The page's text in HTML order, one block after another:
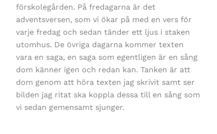
förskolegården. På fredagarna är det
adventsversen, som vi ökar på med en vers för
varje fredag och sedan tänder ett ljus i staken
utomhus. De övriga dagarna kommer texten
vara en saga, en saga som egentligen är en sång
dom känner igen och redan kan. Tanken är att
dom genom att höra texten jag skrivit samt ser
bilden jag ritat ska koppla dessa till en sång som
vi sedan gemensamt sjunger.